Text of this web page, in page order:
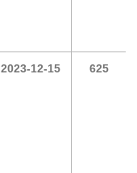
2023-12-15 625